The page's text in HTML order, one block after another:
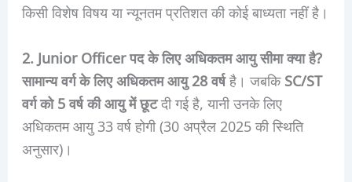
किसी विशेष विषय या न्यूनतम प्रतिशत की कोई बाध्यता नहीं है।
2. Junior Officer पद के लिए अधिकतम आयु सीमा क्या है?
सामान्य वर्ग के लिए अधिकतम आयु 28 वर्षहै। जबकिSC/ST
वर्ग को 5 वर्ष की आयु में छूटदी गई है, यानी उनके लिए
अधिकतम आयु 33 वर्ष होगी (30 अप्रैल 2025 की स्थिति
अनुसार)।